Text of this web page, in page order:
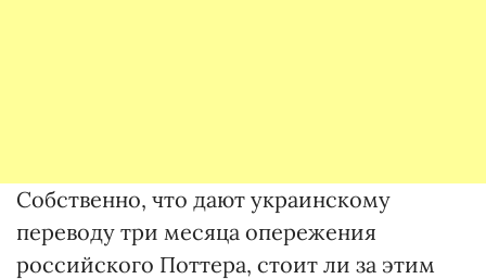
Собственно, что дают украинскому
переводу три месяца опережения
российского Поттера, стоит ли за этим